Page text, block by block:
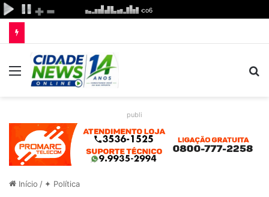
Menu
publi
Início / ✦ Política